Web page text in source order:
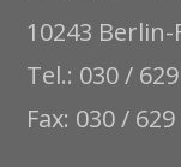
10243
Tel.: 030 /
Fax: 030 /